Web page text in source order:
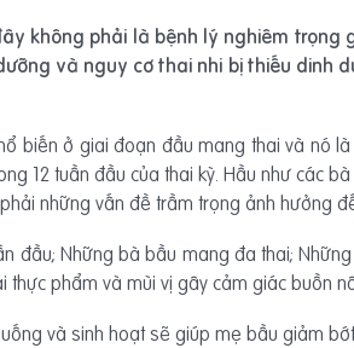
không phải là bệnh lý nghiêm
và nguy cơ thai nhi bị thiếu dinh
biến ở giai đoạn đầu mang thai và nó
12 tuần đầu của thai kỳ. Hầu như các
những vấn đề trầm trọng ảnh hưởng
đầu; Những bà bầu mang đa thai;
thực phẩm và mùi vị gây cảm giác buồn
và sinh hoạt sẽ giúp mẹ bầu giảm